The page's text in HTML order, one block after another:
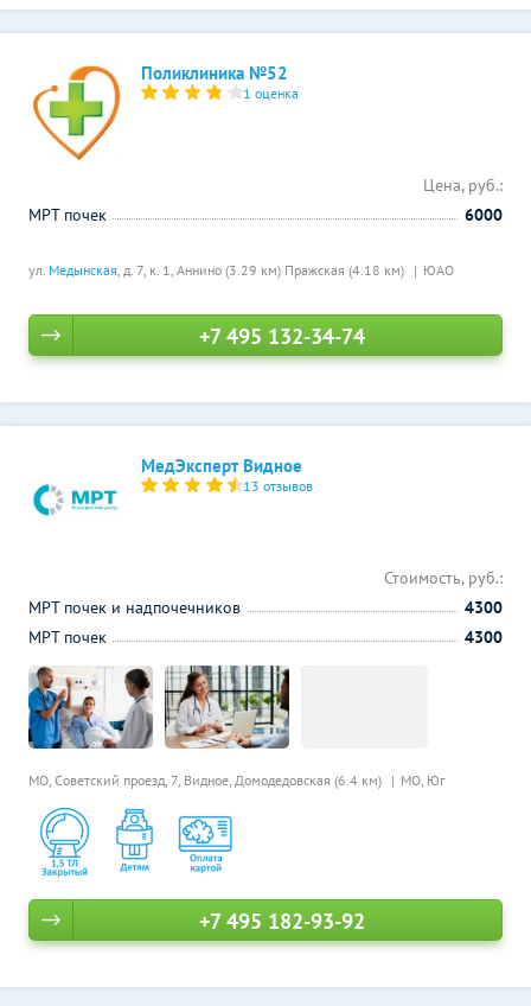
Поликлиника №52
1 оценка
ул. Медынская, д. 7, к. 1, Аннино (3.29 км) Пражская (4.18 км) ЮАО
Цена, руб.:
МРТ почек
6000
+7 495 132-34-74
МедЭксперт Видное
13 отзывов
МО, Советский проезд, 7, Видное, Домодедовская (6.4 км) МО, Юг
Стоимость, руб.:
МРТ почек и надпочечников
4300
МРТ почек
4300
+7 495 182-93-92